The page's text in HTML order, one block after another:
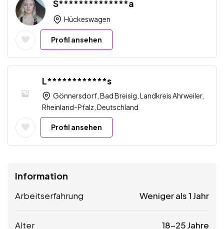
S**************a
Hückeswagen
Profil ansehen
L************s
Gönnersdorf, Bad Breisig, Landkreis Ahrweiler,
Rheinland-Pfalz, Deutschland
Profil ansehen
Information
Arbeitserfahrung Weniger als 1 Jahr
Alter 18-25 Jahre